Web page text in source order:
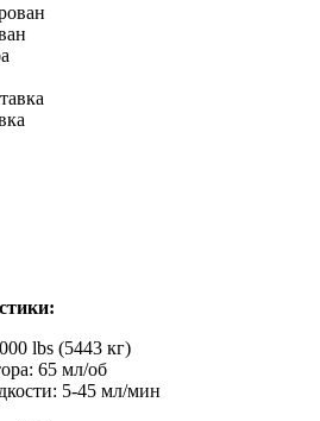
lbs (5443 кг)
65 мл/об
5-45 мл/мин